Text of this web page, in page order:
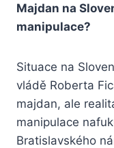
Majdan na
manipulace?
Situace na
vládě Roberta
majdan, ale
manipulace
Bratislavského